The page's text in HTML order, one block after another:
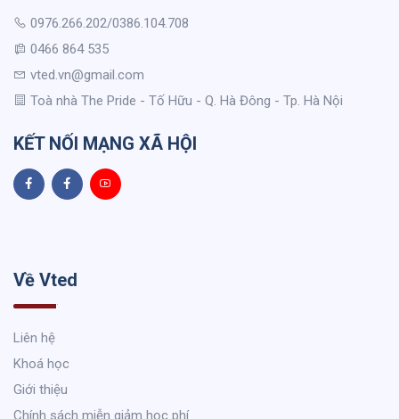
0976.266.202/0386.104.708
0466 864 535
vted.vn@gmail.com
Toà nhà The Pride - Tố Hữu - Q. Hà Đông - Tp. Hà Nội
KẾT NỐI MẠNG XÃ HỘI
Về Vted
Liên hệ
Khoá học
Giới thiệu
Chính sách miễn giảm học phí